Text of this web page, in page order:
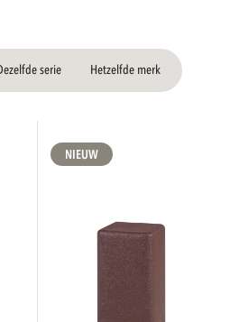
serie Hetzelfde merk
NIEUW